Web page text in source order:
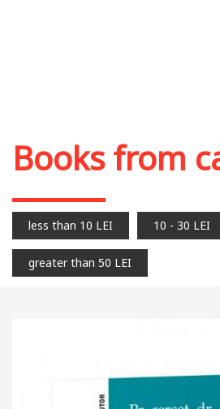
Books from
less than 10 LEI 10 - 30 LEI
greater than 50 LEI